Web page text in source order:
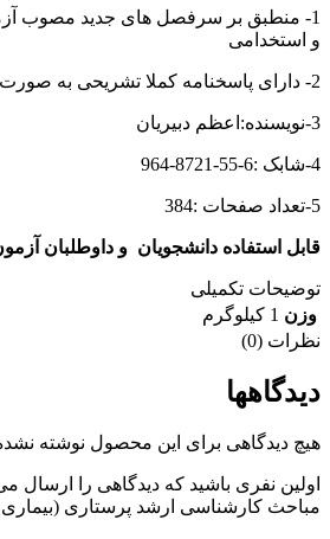
1- منطبق بر سرفصل های جدید مصوب
و استخدامی
2- دارای پاسخنامه کملا تشریحی به صورت هدفمند و جامع
3-نویسنده:اعظم دبیریان
4-شابک : 964-8721-55-6
5-تعداد صفحات :384
قابل استفاده دانشجویان و داوطلبان
توضیحات تکمیلی
وزن 1 کیلوگرم
نظرات (0)
دیدگاهها
هیچ دیدگاهی برای این محصول نوشته
اولین نفری باشید که دیدگاهی را ارسال
مباحث کارشناسی ارشد پرستاری